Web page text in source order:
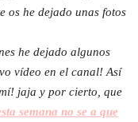
os he dejado unas fotos
he dejado algunos
vídeo en el canal! Así
jaja y por cierto, que
semana no se a que